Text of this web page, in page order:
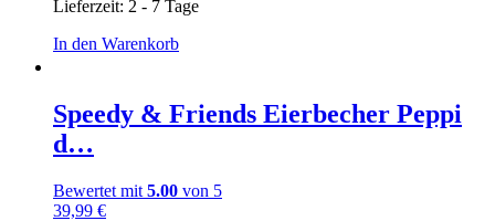
Lieferzeit: 2 - 7 Tage
In den Warenkorb
Speedy & Friends Eierbecher Peppi
d…
Bewertet mit 5.00 von 5
39,99 €